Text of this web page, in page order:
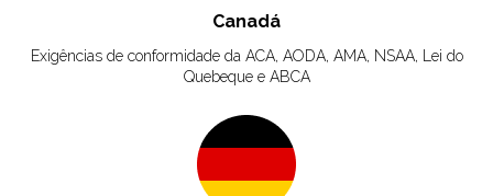
Canadá
Exigências de conformidade da ACA, AODA, AMA, NSAA, Lei do
Quebeque e ABCA